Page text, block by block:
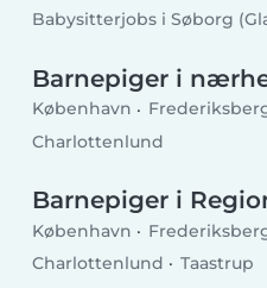
Babysitterjobs i Søborg
Barnepiger i
København
Charlottenlund
Barnepiger i
København
Charlottenlund
Taastrup